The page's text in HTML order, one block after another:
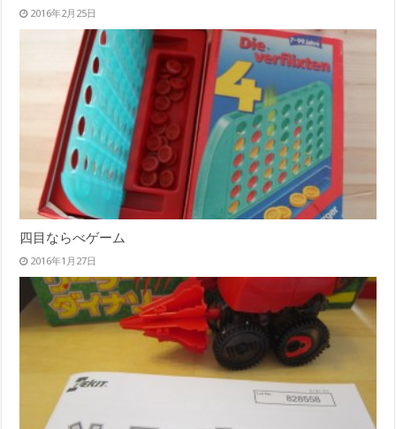
2016年2月25日
四目ならべゲーム
2016年1月27日